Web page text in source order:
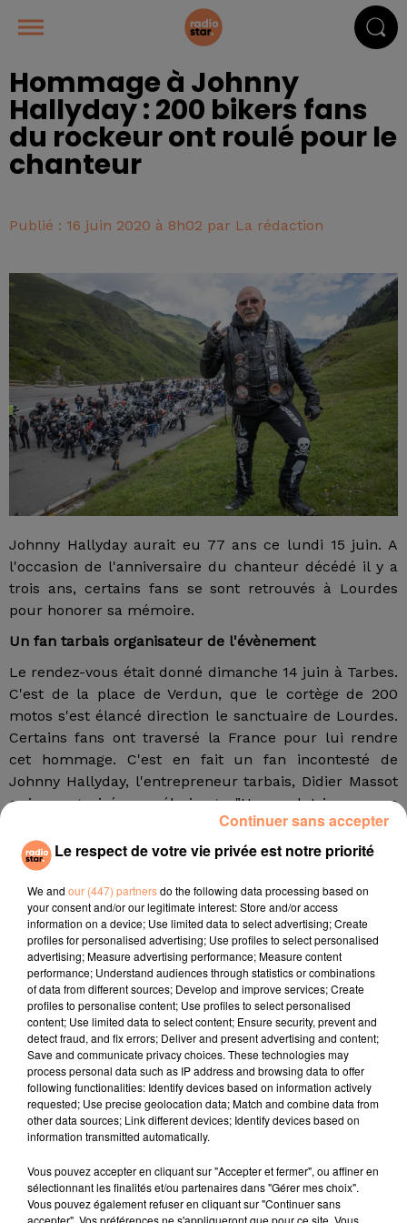
Hommage à Johnny
Hallyday : 200 bikers fans
du rockeur ont roulé pour le
chanteur
Publié : 16 juin 2020 à 8h02 par La rédaction
Johnny Hallyday aurait eu 77 ans ce lundi 15 juin. A
l'occasion de l'anniversaire du chanteur décédé il y a
trois ans, certains fans se sont retrouvés à Lourdes
pour honorer sa mémoire.
Un fan tarbais organisateur de l'évènement
Le rendez-vous était donné dimanche 14 juin à Tarbes.
C'est de la place de Verdun, que le cortège de 200
motos s'est élancé direction le sanctuaire de Lourdes.
Certains fans ont traversé la France pour lui rendre
cet hommage. C'est en fait un fan incontesté de
Johnny Hallyday, l'entrepreneur tarbais, Didier Massot
qui a organisé ce pélerinage "Un road trip comme
Le col du Tourmalet avant une messe à Lourdes
Les bikers ont fait l'ascension du mythique Col du
Tourmalet avant de redescendre sur Lourdes. Au total,
ils auront parcouru 140 kilomètres sur les routes des
montagnes pyrénéennes avec une halte pour pique-
niquer. A 15h30, les motards, fans de Johnny ont
assisté à une messe spécialement organisée pour le
rockeur.
fil actus
4 juillet 2022
Radio Star Live avec Dadju
Marseille : une application pour mettre en
relation extras et...
Le respect de votre vie privée est notre priorité
We and our (447) partnersdo the following data processing based on
your consent and/or our legitimate interest: Store and/or access
information on a device; Use limited data to select advertising; Create
profiles for personalised advertising; Use profiles to select personalised
advertising; Measure advertising performance; Measure content
performance; Understand audiences through statistics or combinations
of data from different sources; Develop and improve services; Create
profiles to personalise content; Use profiles to select personalised
content; Use limited data to select content; Ensure security, prevent and
detect fraud, and fix errors; Deliver and present advertising and content;
Save and communicate privacy choices. These technologies may
process personal data such as IP address and browsing data to offer
following functionalities: Identify devices based on information actively
requested; Use precise geolocation data; Match and combine data from
other data sources; Link different devices; Identify devices based on
information transmitted automatically.
Vous pouvez accepter en cliquant sur "Accepter et fermer", ou affiner en
sélectionnant les finalités et/ou partenaires dans "Gérer mes choix".
Vous pouvez également refuser en cliquant sur "Continuer sans
accepter". Vos préférences ne s'appliqueront que pour ce site. Vous
Continuer sans accepter